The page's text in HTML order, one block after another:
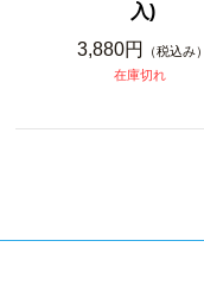
入)
3,880円
（税込み）
在庫切れ